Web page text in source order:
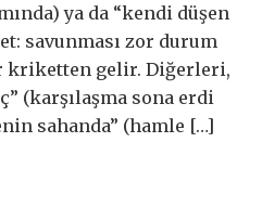
ya da “kendi düşen
savunması zor durum
kriketten gelir. Diğerleri,
(karşılaşma sona erdi
sahanda” (hamle […]